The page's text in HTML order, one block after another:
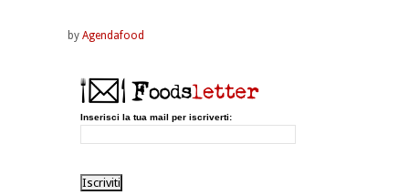
by Agendafood
Inserisci la tua mail per iscriverti: